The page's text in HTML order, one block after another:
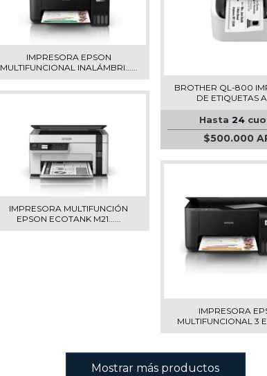
IMPRESORA EPSON
MULTIFUNCIONAL INALÁMBRI......
BROTHER QL-800
DE ETIQUETAS
Hasta 24
$500.000
IMPRESORA MULTIFUNCIÓN
EPSON ECOTANK M21......
IMPRESORA
MULTIFUNCIONAL 3
Mostrar más productos